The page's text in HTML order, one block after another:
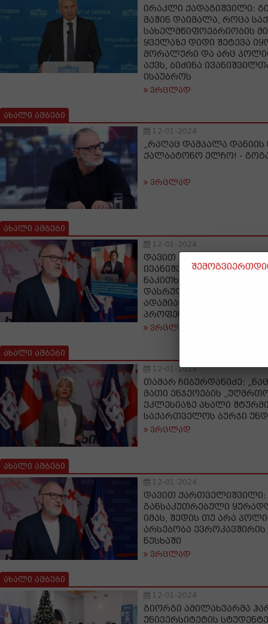
ირაკლი ქადაგიშვილი:
მაშინ დაიმალა, როცა
სახელმწიფოებრიობის
ყველაზე დიდი შეტევა
მორალური და არც
აქვს, ბიძინა
ისაუბროს
ვრცლად
ახალი ამბები
12-01-2024
„რაღაც დამპალა დანიის
ქალბატონო ელჩო! -
ვრცლად
ახალი ამბები
12-01-2024
დავით ქართველიშვილი:
ივანიშვილი „დებატებში“
ნაკითხმა
დასრულდა ბულგაკოვის
ადამიანად ქცეული
პროფესორის დებატებში
ვრცლად
ახალი ამბები
12-01-2024
თამარ ჩიბურდანიძე:
მათი ენჯეოების
ეკლესიაზე ახალი
საქართველოს ბურჯი
ვრცლად
ახალი ამბები
12-01-2024
დავით
განსაკუთრებული
იმას, შედის თუ არა
არსებობა
ნუსხაში
ვრცლად
ახალი ამბები
12-01-2024
გიორგი ამილახვარმა
უნივერსიტეტის